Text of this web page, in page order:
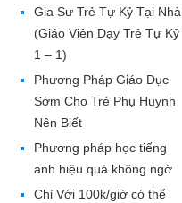
Gia Sư Trẻ Tự Kỷ Tại Nhà
(Giáo Viên Dạy Trẻ Tự Kỷ
1 – 1)
Phương Pháp Giáo Dục
Sớm Cho Trẻ Phụ Huynh
Nên Biết
Phương pháp học tiếng
anh hiệu quả không ngờ
Chỉ Với 100k/giờ có thể